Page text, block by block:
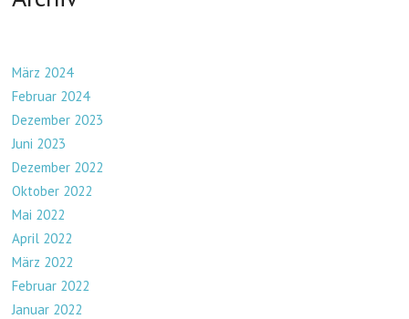
März 2024
Februar 2024
Dezember 2023
Juni 2023
Dezember 2022
Oktober 2022
Mai 2022
April 2022
März 2022
Februar 2022
Januar 2022